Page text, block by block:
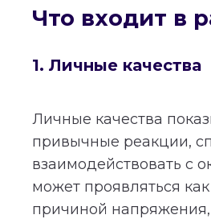
Что входит в
1. Личные качества
Личные качества
привычные реакции,
взаимодействовать с
может проявляться
причиной напряжения,